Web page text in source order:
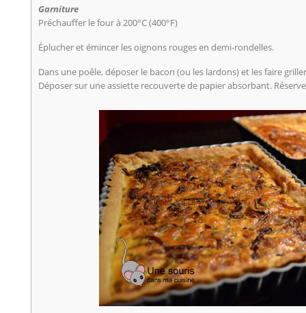
Garniture
Préchauffer le four à 200°C (400°F)
Éplucher et émincer les oignons rouges en demi-rondelles.
Dans une poêle, déposer le bacon (ou les lardons) et les faire
Déposer sur une assiette recouverte de papier absorbant.